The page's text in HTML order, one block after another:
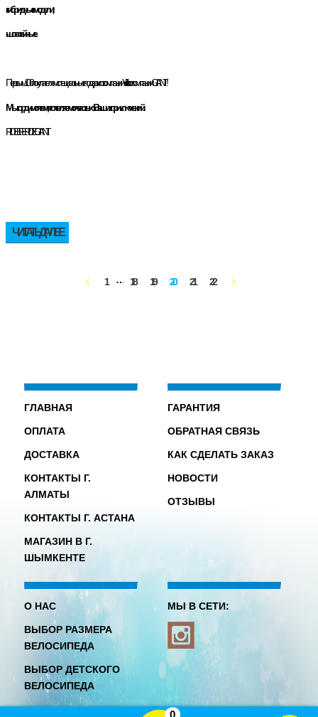
- гибридные модели;
- шоссейные.
Первым 100 покупателям специальные подарки от компании Velik.kz и компании GIANT!
Мы гордимся тем, что являемся частью Ваших приключений.
RIDE LIFE. RIDE GIANT.
ЧИТАТЬ ДАЛЕЕ
1 … 18 19 20 21 22
ГЛАВНАЯ
ОПЛАТА
ДОСТАВКА
КОНТАКТЫ Г.
АЛМАТЫ
КОНТАКТЫ Г. АСТАНА
МАГАЗИН В Г.
ШЫМКЕНТЕ
ГАРАНТИЯ
ОБРАТНАЯ СВЯЗЬ
КАК СДЕЛАТЬ ЗАКАЗ
НОВОСТИ
ОТЗЫВЫ
О НАС
ВЫБОР РАЗМЕРА
ВЕЛОСИПЕДА
ВЫБОР ДЕТСКОГО
ВЕЛОСИПЕДА
МЫ В СЕТИ: